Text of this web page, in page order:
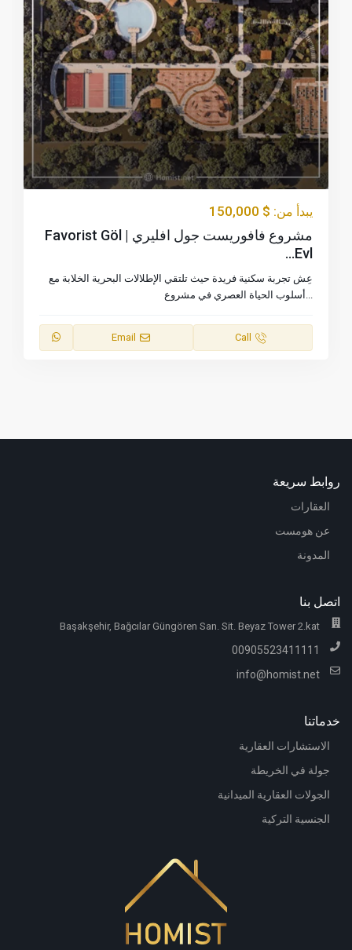
يبدأ من: $ 150,000
مشروع فافوريست جول افليري | Favorist Göl
Evl...
عِش تجربة سكنية فريدة حيث تلتقي الإطلالات البحرية الخلابة مع
أسلوب الحياة العصري في مشروع ...
Call
Email
روابط سريعة
العقارات
عن هومست
المدونة
اتصل بنا
Başakşehir, Bağcılar Güngören San. Sit. Beyaz Tower 2.kat
00905523411111
info@homist.net
خدماتنا
الاستشارات العقارية
جولة في الخريطة
الجولات العقارية الميدانية
الجنسية التركية